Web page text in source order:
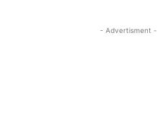
- Advertisment -